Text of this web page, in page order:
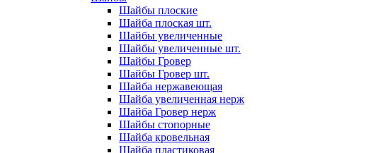
Шайбы плоские
Шайба плоская шт.
Шайбы увеличенные
Шайбы увеличенные шт.
Шайбы Гровер
Шайбы Гровер шт.
Шайба нержавеющая
Шайба увеличенная нерж
Шайба Гровер нерж
Шайбы стопорные
Шайба кровельная
Шайба пластиковая